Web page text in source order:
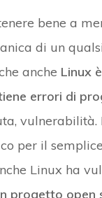
bene a
di un
anche Linux
errori di
vulnerabilità.
per il
Linux ha
progetto open